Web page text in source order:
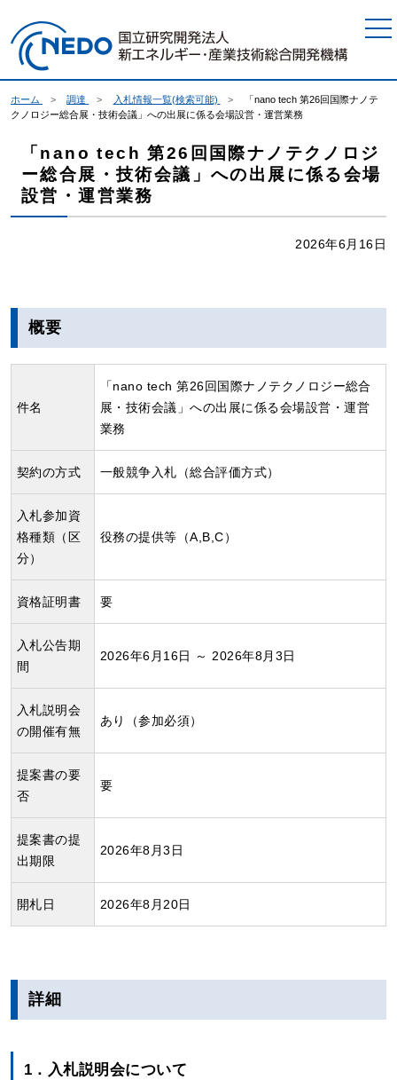
ホーム 調達 入札情報一覧(検索可能)
「nano tech 第26回国際ナノテ
クノロジー総合展・技術会議」への出展に係る会場設営・運営業務
「nano tech 第26回国際ナノテクノロジ
ー総合展・技術会議」への出展に係る会場
設営・運営業務
2026年6月16日
概要
件名
「nano tech 第26回国際ナノテクノロジー総合
展・技術会議」への出展に係る会場設営・運営
業務
契約の方式 一般競争入札（総合評価方式）
入札参加資
格種類（区
分）
役務の提供等（A,B,C）
資格証明書 要
入札公告期
間
2026年6月16日 ～ 2026年8月3日
入札説明会
の開催有無
あり（参加必須）
提案書の要
否
要
提案書の提
出期限
2026年8月3日
開札日 2026年8月20日
詳細
1．入札説明会について